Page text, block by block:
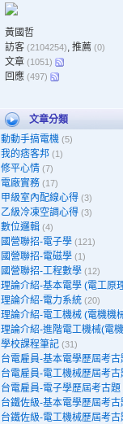
黃國哲
訪客 (2104254), 推薦 (0)
文章 (1051)
回應 (497)
文章分類
動動手搞電機 (5)
我的痞客邦 (1)
修平心情 (7)
電廠實務 (17)
甲級室內配線心得 (3)
乙級冷凍空調心得 (3)
數位邏輯 (4)
國營聯招-電子學 (121)
國營聯招-電磁學 (1)
國營聯招-工程數學 (12)
理論介紹-基本電學 (電工原
理論介紹-電力系統 (20)
理論介紹-電工機械 (電機機
理論介紹-進階電工機械(電
學校課程筆記 (31)
台電雇員-基本電學歷屆考古
台電雇員-電工機械歷屆考古
台電雇員-電子學歷屆考古題
台鐵佐級-基本電學歷屆考古
台鐵佐級-電工機械歷屆考古